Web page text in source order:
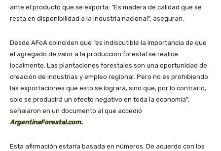
ante el producto que se exporta: “Es madera de calidad que se
resta en disponibilidad a la industria nacional”, aseguran.
Desde AFoA coinciden que “es indiscutible la importancia de que
el agregado de valor a la producción forestal se realice
localmente. Las plantaciones forestales son una oportunidad de
creación de industrias y empleo regional. Pero no es prohibiendo
las exportaciones que esto se logrará, sino que, por lo contrario,
solo se producirá un efecto negativo en toda la economía”,
señalaron en un documento al que accedió
ArgentinaForestal.com.
Esta afirmación estaría basada en números. De acuerdo con los